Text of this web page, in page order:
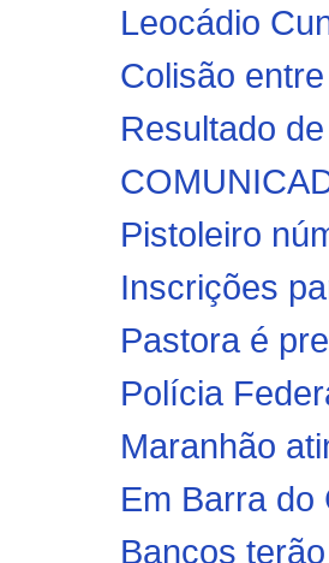
Leocádio
Colisão
Resultado
Pistoleiro
Inscrições
Pastora é
Polícia
Maranhão
Em Barra do
Bancos